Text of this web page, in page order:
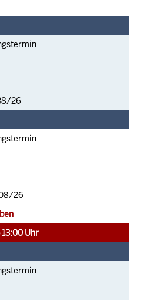
26
26
13:00 Uhr